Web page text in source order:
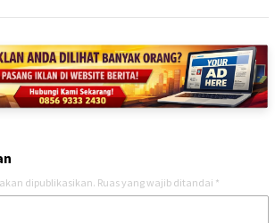
dipublikasikan. Ruas yang wajib ditandai *